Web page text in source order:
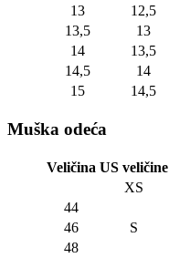
13
12,5
13,5
13
14
13,5
14,5
14
15
14,5
Muška odeća
Veličina US veličine
XS
44
46
S
48